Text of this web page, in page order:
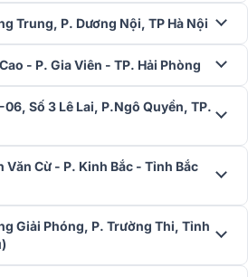
Trung, P. Dương Nội, TP Hà Nội
- P. Gia Viên - TP. Hải Phòng
06, Số 3 Lê Lai, P.Ngô Quyền, TP.
Văn Cừ - P. Kinh Bắc - Tỉnh Bắc
Giải Phóng, P. Trường Thi, Tỉnh